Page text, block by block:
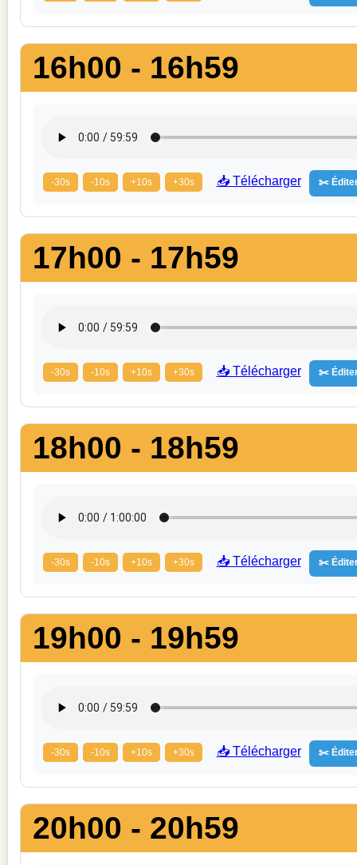
16h00 - 16h59
-30s -10s +10s +30s 📥 Télécharger ✂️
17h00 - 17h59
-30s -10s +10s +30s 📥 Télécharger ✂️
18h00 - 18h59
-30s -10s +10s +30s 📥 Télécharger ✂️
19h00 - 19h59
-30s -10s +10s +30s 📥 Télécharger ✂️
20h00 - 20h59